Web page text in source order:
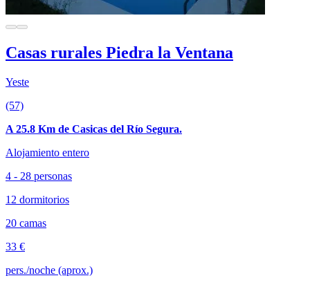
Casas rurales Piedra la Ventana
Yeste
(57)
A 25.8 Km de Casicas del Río Segura.
Alojamiento entero
4 - 28 personas
12 dormitorios
20 camas
33 €
pers./noche (aprox.)